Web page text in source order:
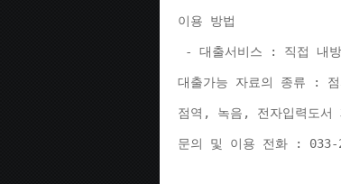
이용 방법
- 대출서비스 : 직접 내
대출가능 자료의 종류 :
점역, 녹음, 전자입력도
문의 및 이용 전화 : 033-